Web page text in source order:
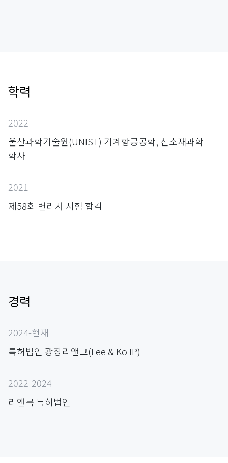
학력
2022
울산과학기술원(UNIST) 기계항공공학, 신소재과학
학사
2021
제58회 변리사 시험 합격
경력
2024-현재
특허법인 광장리앤고(Lee & Ko IP)
2022-2024
리앤목 특허법인